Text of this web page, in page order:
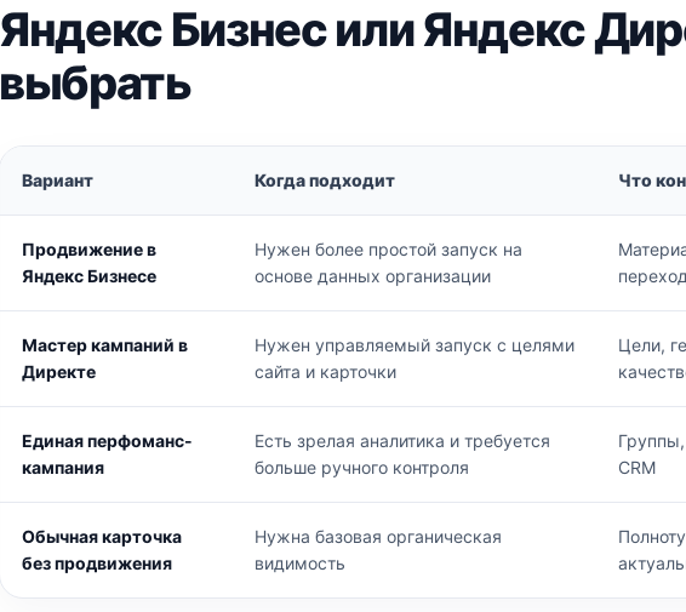
Яндекс Бизнес или Яндекс
выбрать
Вариант Когда подходит Что
Продвижение в
Яндекс Бизнесе
Нужен более простой запуск на
основе данных организации
Мастер кампаний в
Директе
Нужен управляемый запуск с целями
сайта и карточки
Цели,
Единая перфоманс-
кампания
Есть зрелая аналитика и требуется
больше ручного контроля
CRM
Обычная карточка
без продвижения
Нужна базовая органическая
видимость